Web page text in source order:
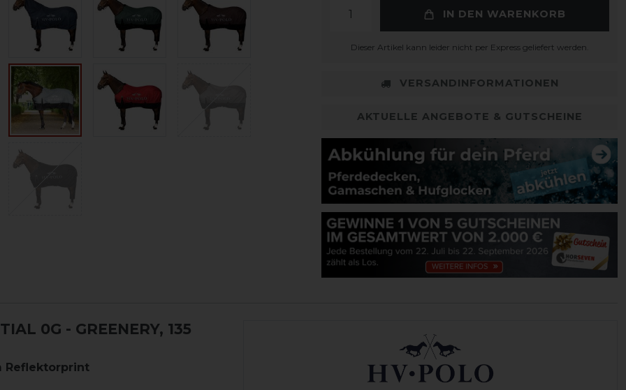
IN DEN WARENKORB
Dieser Artikel kann leider nicht per Express geliefert werden.
VERSANDINFORMATIONEN
AKTUELLE ANGEBOTE & GUTSCHEINE
0G - GREENERY, 135
Reflektorprint